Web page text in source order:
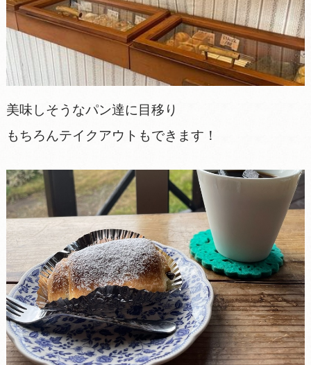
美味しそうなパン達に目移り
もちろんテイクアウトもできます！